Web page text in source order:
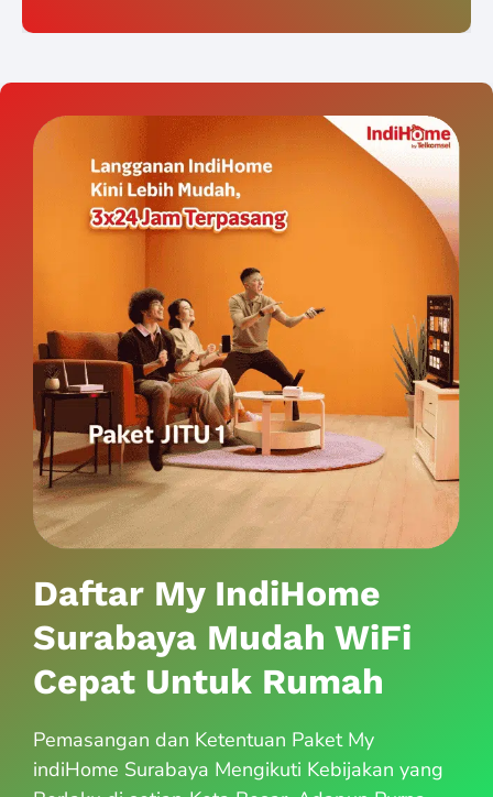
Daftar My IndiHome
Surabaya Mudah WiFi
Cepat Untuk Rumah
Pemasangan dan Ketentuan Paket My
indiHome Surabaya Mengikuti Kebijakan yang